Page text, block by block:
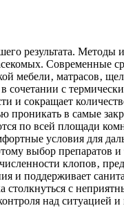
результата.
Современные
мебели‚ матрасов‚
с
и сокращает
проникать в самые
по всей площади
условия для
выбор препаратов и
клопов‚
и поддерживает
столкнуться с
над ситуацией